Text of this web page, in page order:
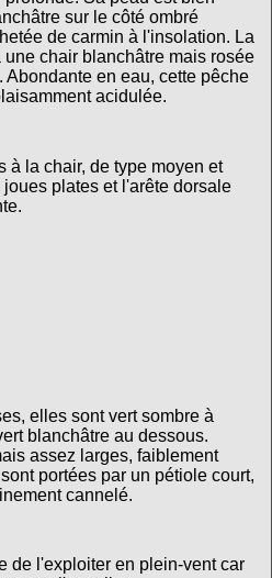
sur le côté ombré
de carmin à l'insolation. La
une chair blanchâtre mais rosée
Abondante en eau, cette pêche
acidulée.
à la chair, de type moyen et
plates et l'arête dorsale
elles sont vert sombre à
blanchâtre au dessous.
assez larges, faiblement
portées par un pétiole court,
cannelé.
de l'exploiter en plein-vent car